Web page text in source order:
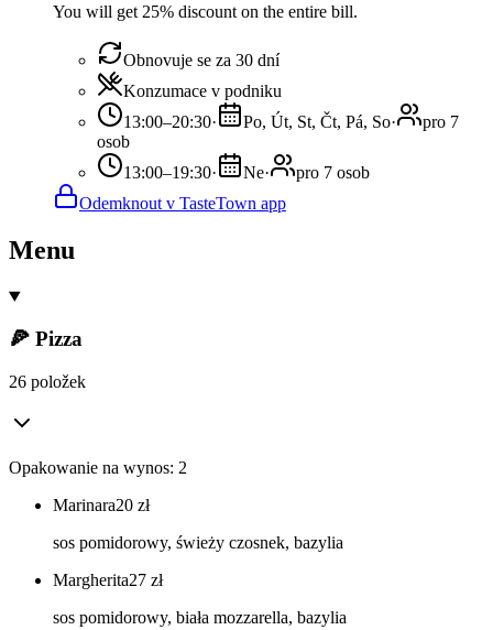
You will get 25% discount on the entire bill.
Obnovuje se za 30 dní
Konzumace v podniku
13:00–20:30· Po, Út, St, Čt, Pá, So·
pro 7
osob
13:00–19:30· Ne·
pro 7 osob
Odemknout v TasteTown app
Menu
🍕 Pizza
26 položek
Opakowanie na wynos: 2
Marinara20 zł
sos pomidorowy, świeży czosnek, bazylia
Margherita27 zł
sos pomidorowy, biała mozzarella, bazylia